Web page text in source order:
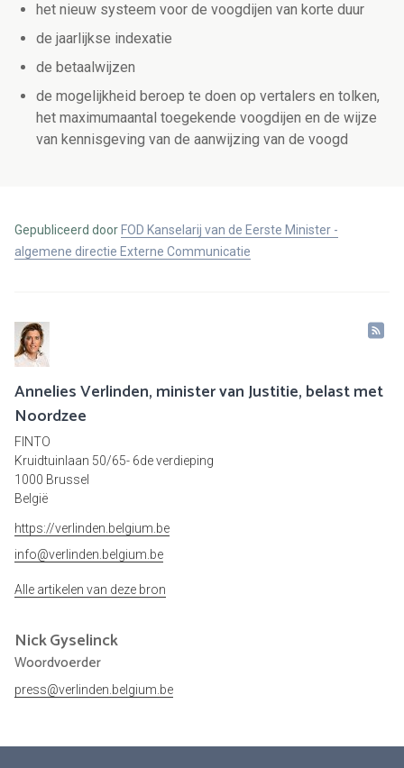
het nieuw systeem voor de voogdijen van korte duur
de jaarlijkse indexatie
de betaalwijzen
de mogelijkheid beroep te doen op vertalers en tolken,
het maximumaantal toegekende voogdijen en de wijze
van kennisgeving van de aanwijzing van de voogd
Gepubliceerd door FOD Kanselarij van de Eerste Minister -
algemene directie Externe Communicatie
Annelies Verlinden, minister van Justitie, belast met
Noordzee
FINTO
Kruidtuinlaan 50/65- 6de verdieping
1000 Brussel
België
https://verlinden.belgium.be
info@verlinden.belgium.be
Alle artikelen van deze bron
NickGyselinck
Woordvoerder
press@verlinden.belgium.be